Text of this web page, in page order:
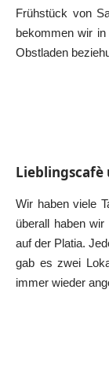
Frühstück von
bekommen wir
Obstladen
Lieblingscafè
Wir haben viele
überall haben
auf der Platia.
gab es zwei
immer wieder